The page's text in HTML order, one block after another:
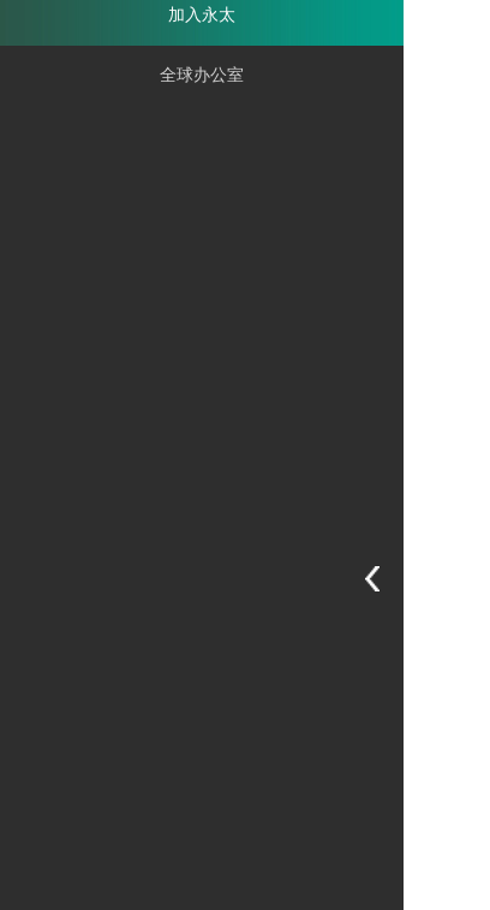
加入永太
全球办公室